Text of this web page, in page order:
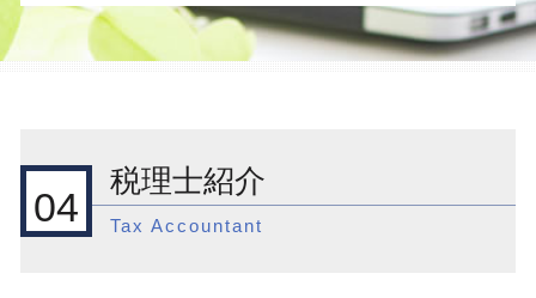
起業支援 ビジネスモデル
法人成り タイミング
起業支援 スタートアップ
会社設立 合同会社 費用
資本金 1000万
法人税 申告期限
節税対策 法人 不動産
税務調査 依頼
相続 土地 評価
相続 誰に相談
国際税務 税理士
外国子会社 配当 益金不算入
外国子会社合算税制 租税負担割合 税額控
除
国際税務 租税条約
目黒区 一般税務
目黒区 会社設立
目黒区 国際税務相談
目黒区 会社設立前 流れ
04
税理士紹介
Tax Accountant